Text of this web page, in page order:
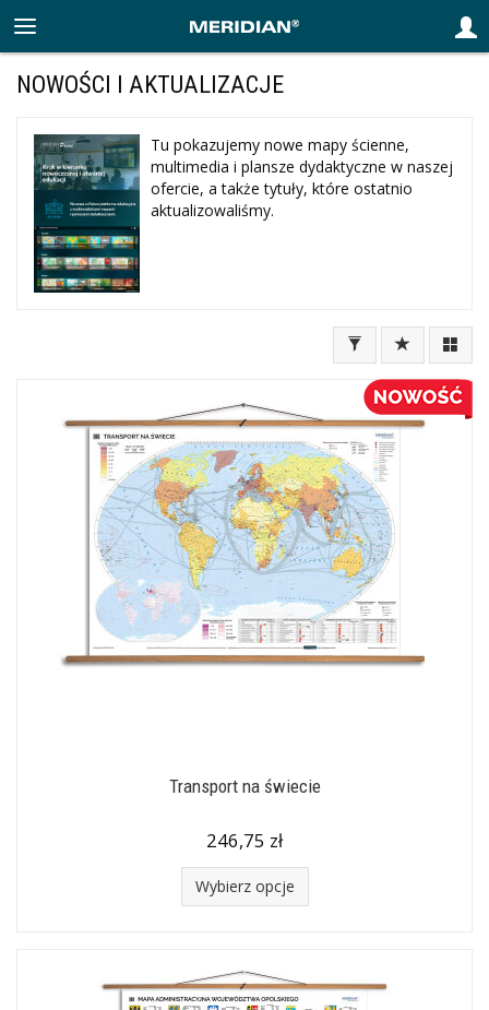
NOWOŚCI I AKTUALIZACJE
Tu pokazujemy nowe mapy ścienne,
multimedia i plansze dydaktyczne w naszej
ofercie, a także tytuły, które ostatnio
aktualizowaliśmy.
Transport na świecie
246,75 zł
Wybierz opcje